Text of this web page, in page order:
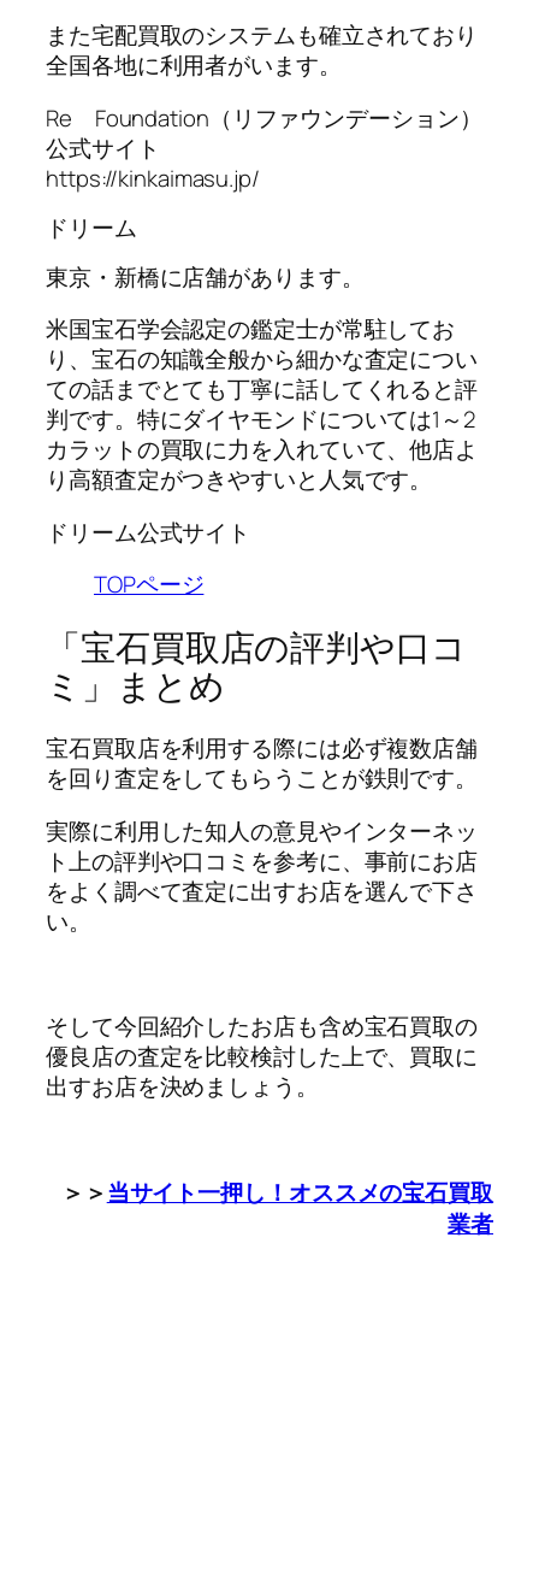
また宅配買取のシステムも確立されており
全国各地に利用者がいます。
Re Foundation（リファウンデーション）
公式サイト
https://kinkaimasu.jp/
ドリーム
東京・新橋に店舗があります。
米国宝石学会認定の鑑定士が常駐してお
り、宝石の知識全般から細かな査定につい
ての話までとても丁寧に話してくれると評
判です。特にダイヤモンドについては1～2
カラットの買取に力を入れていて、他店よ
り高額査定がつきやすいと人気です。
ドリーム公式サイト
TOPページ
「宝石買取店の評判や口コ
ミ」まとめ
宝石買取店を利用する際には必ず複数店舗
を回り査定をしてもらうことが鉄則です。
実際に利用した知人の意見やインターネッ
ト上の評判や口コミを参考に、事前にお店
をよく調べて査定に出すお店を選んで下さ
い。
そして今回紹介したお店も含め宝石買取の
優良店の査定を比較検討した上で、買取に
出すお店を決めましょう。
＞＞当サイト一押し！オススメの宝石買取
業者